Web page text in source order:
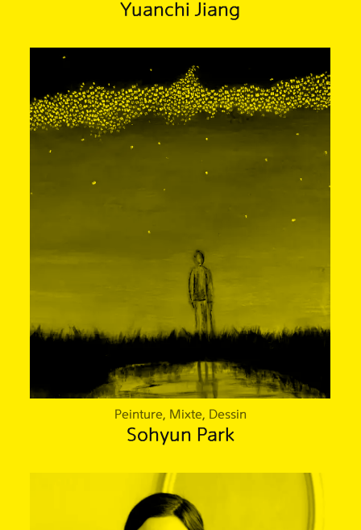
Yuanchi Jiang
Peinture, Mixte, Dessin
Sohyun Park